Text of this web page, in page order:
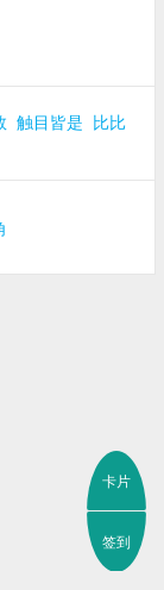
触目皆是 比比
卡片
签到